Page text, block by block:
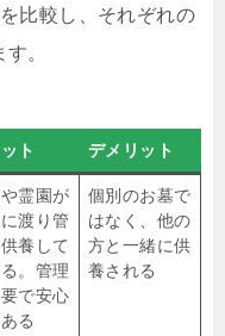
比較し、それぞれの
。
ト デメリット
霊園が
渡り管
養して
。管理
で安心
る
個別のお墓で
はなく、他の
方と一緒に供
養される